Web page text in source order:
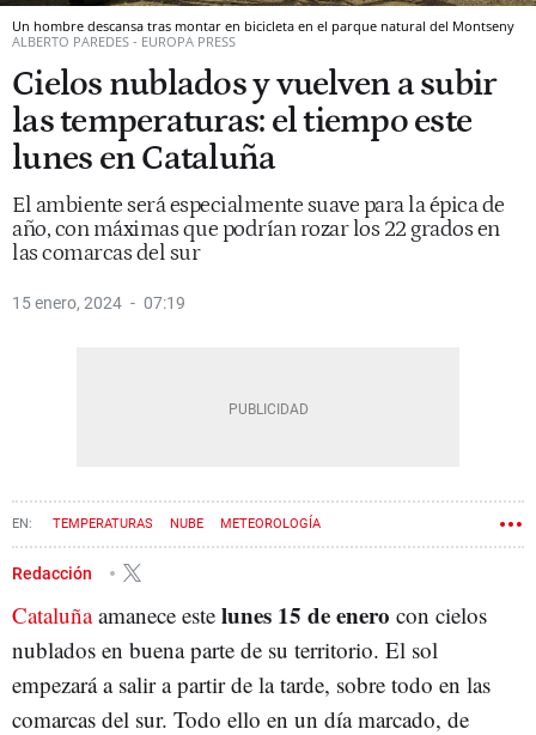
Un hombre descansa tras montar en bicicleta en el parque natural del Montseny
ALBERTO PAREDES - EUROPA PRESS
Cielos nublados y vuelven a subir
las temperaturas: el tiempo este
lunes en Cataluña
El ambiente será especialmente suave para la épica de
año, con máximas que podrían rozar los 22 grados en
las comarcas del sur
15 enero, 2024 07:19
TEMPERATURAS NUBE METEOROLOGÍA
Redacción
Cataluñaamanece este lunes 15 de enero con cielos
nublados en buena parte de su territorio. El sol
empezará a salir a partir de la tarde, sobre todo en las
comarcas del sur. Todo ello en un día marcado, de